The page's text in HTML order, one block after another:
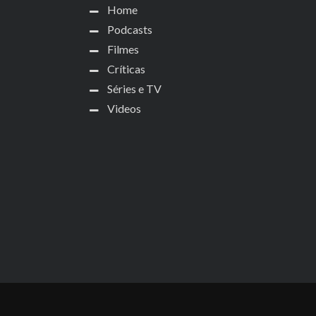
Home
Podcasts
Filmes
Críticas
Séries e TV
Videos